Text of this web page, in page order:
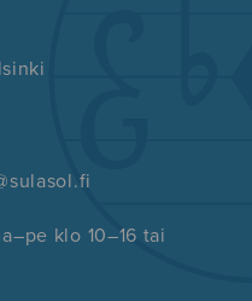
klo 10–16 tai